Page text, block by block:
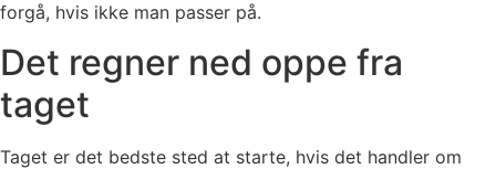
forgå, hvis ikke man passer på.
Det regner ned oppe fra
taget
Taget er det bedste sted at starte, hvis det handler om